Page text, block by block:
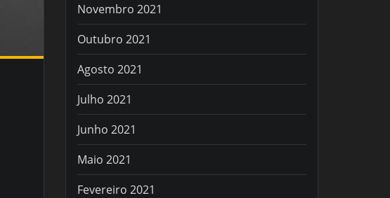
Novembro 2021
Outubro 2021
Agosto 2021
Julho 2021
Junho 2021
Maio 2021
Fevereiro 2021